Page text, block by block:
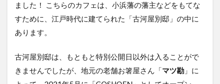
ました！ こちらのカフェは、小浜藩の藩主などをもてな
すために、江戸時代に建てられた「古河屋別邸」の中に
あります。
古河屋別邸は、もともと特別公開日以外は入ることがで
きませんでしたが、地元の老舗お箸屋さん「マツ勘 」に